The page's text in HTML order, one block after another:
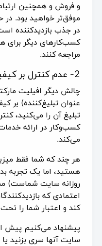
و فروش و همچنین
موفق‌تر خواهید بود.
در جذب بازدیدکننده
کسب‌کارهای دیگر برای
مراجعه کنند.
2- عدم کنترل بر کیفیت محصولات
چالش دیگر افیلیت
عنوان تبلیغ‌کننده) بر
تبلیغ آن را می‌کنید،
کسب‌وکار در ارائه
می‌کند.
هر چند که شما فقط
هستید، اما یک تجربه
روزانه سایت شماست)
اعتمادی که
کند و اعتبار شما را تحت
پیشنهاد می‌کنیم پیش
سایت آنها سری بزنید